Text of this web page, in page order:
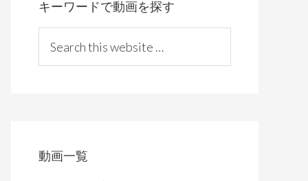
キーワードで動画を探す
h
動画一覧